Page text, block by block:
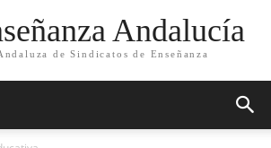
Andalucía
de Sindicatos de Enseñanza